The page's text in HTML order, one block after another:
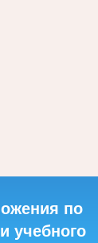
по
учебного